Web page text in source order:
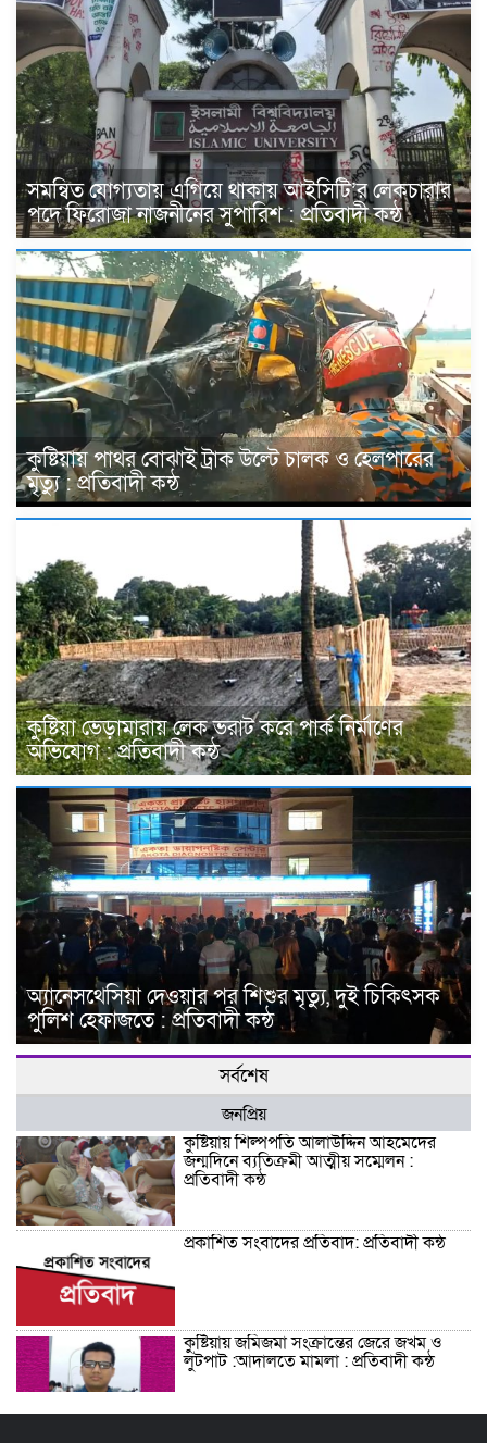
সমন্বিত যোগ্যতায় এগিয়ে থাকায় আইসিটি’র লেকচারার
পদে ফিরোজা নাজনীনের সুপারিশ : প্রতিবাদী কন্ঠ
কুষ্টিয়ায় পাথর বোঝাই ট্রাক উল্টে চালক ও হেলপারের
মৃত্যু : প্রতিবাদী কন্ঠ
কুষ্টিয়া ভেড়ামারায় লেক ভরাট করে পার্ক নির্মাণের
অভিযোগ : প্রতিবাদী কন্ঠ
অ্যানেসথেসিয়া দেওয়ার পর শিশুর মৃত্যু, দুই চিকিৎসক
পুলিশ হেফাজতে : প্রতিবাদী কন্ঠ
সর্বশেষ
জনপ্রিয়
কুষ্টিয়ায় শিল্পপতি আলাউদ্দিন আহমেদের
জন্মদিনে ব্যতিক্রমী আত্মীয় সম্মেলন :
প্রতিবাদী কন্ঠ
প্রকাশিত সংবাদের প্রতিবাদ: প্রতিবাদী কন্ঠ
কুষ্টিয়ায় জমিজমা সংক্রান্তের জেরে জখম ও
লুটপাট :আদালতে মামলা : প্রতিবাদী কন্ঠ